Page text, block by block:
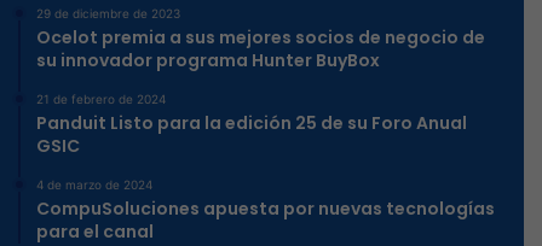
29 de diciembre de 2023
Ocelot premia a sus mejores socios de negocio de
su innovador programa Hunter BuyBox
21 de febrero de 2024
Panduit Listo para la edición 25 de su Foro Anual
GSIC
4 de marzo de 2024
CompuSoluciones apuesta por nuevas tecnologías
para el canal